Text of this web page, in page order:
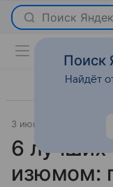
Поиск
3 июня 2025
6 лучших
изюмом:
Поиск
Найдёт